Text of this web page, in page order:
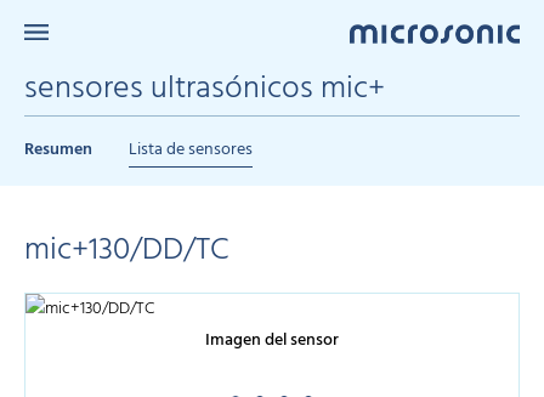
sensores ultrasónicos mic+
Resumen Lista de sensores
mic+130/DD/TC
Imagen del sensor